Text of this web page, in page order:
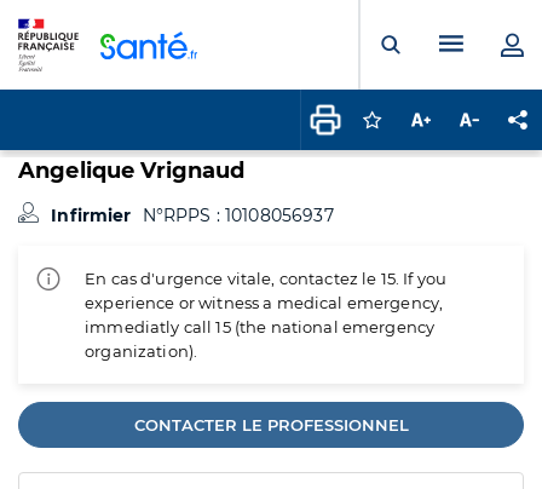
Ouvrir laMenu
Connectez-vous
Augmenter la
Angelique Vrignaud
Infirmier N°RPPS : 10108056937
En cas d'urgence vitale, contactez le 15. If you
experience or witness a medical emergency,
immediatly call 15 (the national emergency
organization).
CONTACTER LE PROFESSIONNEL